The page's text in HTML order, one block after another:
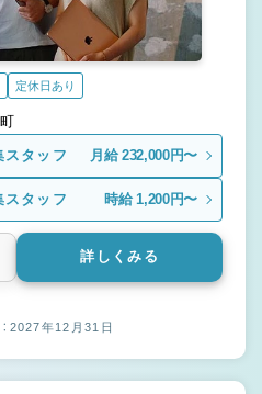
定休日あり
万歳町
スタッフ 月給 232,000円〜
スタッフ 時給 1,200円〜
詳しくみる
2027年12月31日